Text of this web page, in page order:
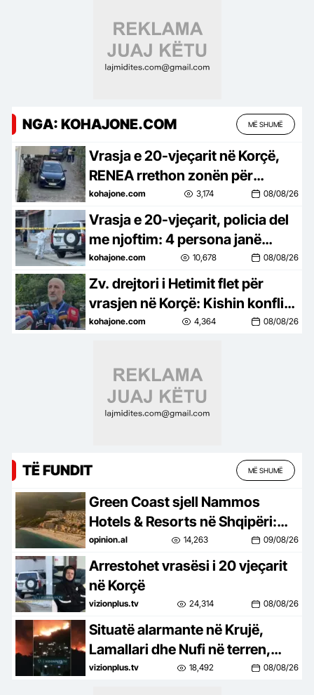
NGA: KOHAJONE.COM MË SHUMË
Vrasja e 20-vjeçarit në Korçë,
RENEA rrethon zonën për
kapjen e autorit të dyshuar
kohajone.com 3,174 08/08/26
Vrasja e 20-vjeçarit, policia del
me njoftim: 4 persona janë
përfshirë në krim
kohajone.com 10,678 08/08/26
Zv. drejtori i Hetimit flet për
vrasjen në Korçë: Kishin konflikt
të mbartur prej disa kohësh
kohajone.com 4,364 08/08/26
TË FUNDIT MË SHUMË
Green Coast sjell Nammos
Hotels & Resorts në Shqipëri:
Destinacion i ri lifestyle
opinion.al 14,263 09/08/26
Arrestohet vrasësi i 20 vjeçarit
në Korçë
vizionplus.tv 24,314 08/08/26
Situatë alarmante në Krujë,
Lamallari dhe Nufi në terren,
apel banorëve pë evakuim
vizionplus.tv 18,492 08/08/26